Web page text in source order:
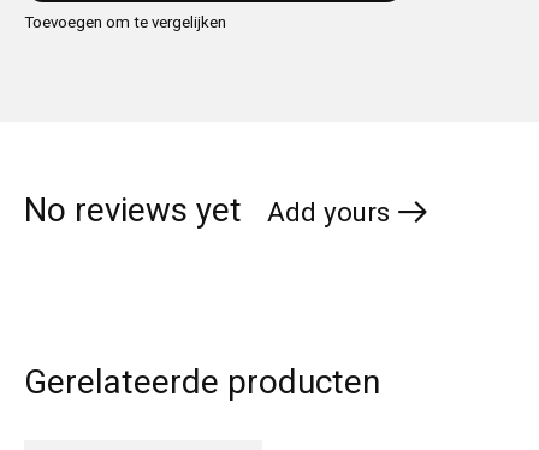
Toevoegen om te vergelijken
No reviews yet Add yours
Gerelateerde producten